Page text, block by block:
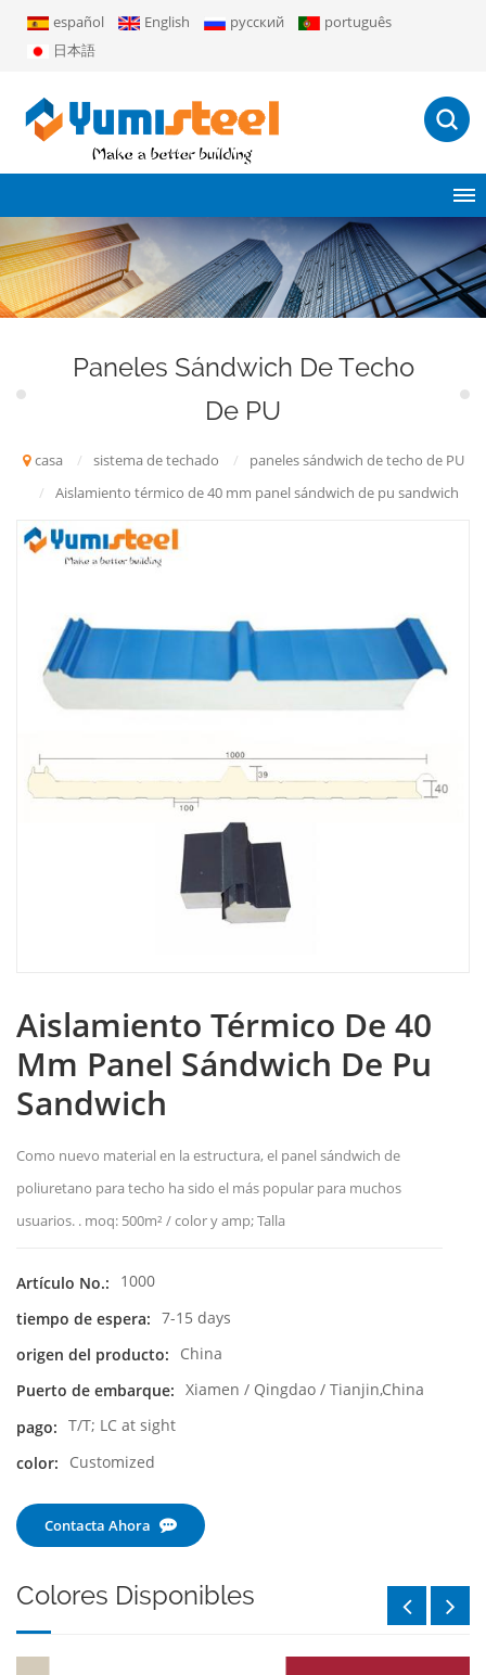
español English русский
português
日本語
Paneles Sándwich De Techo
De PU
casa / sistema de techado /
paneles sándwich de techo de PU
/
Aislamiento térmico de 40 mm panel sándwich de pu sandwich
Aislamiento Térmico De 40
Mm Panel Sándwich De Pu
Sandwich
Como nuevo material en la estructura, el panel sándwich de
poliuretano para techo ha sido el más popular para muchos
usuarios. . moq: 500m² / color y amp; Talla
Artículo No.:
1000
tiempo de espera: 7-15 days
origen del producto:
China
Puerto de embarque: Xiamen / Qingdao / Tianjin,China
pago: T/T; LC at sight
color:
Customized
Contacta Ahora
Colores Disponibles